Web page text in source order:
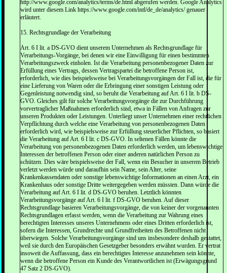
http://www.google.com/analytics/terms/de.html abgerufen werden. Google Analytics
wird unter diesem Link https://www.google.com/intl/de_de/analytics/ genauer
erläutert.
15. Rechtsgrundlage der Verarbeitung
Art. 6 I lit. a DS-GVO dient unserem Unternehmen als Rechtsgrundlage für
Verarbeitungs-Vorgänge, bei denen wir eine Einwilligung für einen bestimmten
Verarbeitungszweck einholen. Ist die Verarbeitung personenbezogener Daten zur
Erfüllung eines Vertrags, dessen Vertragspartei die betroffene Person ist,
erforderlich, wie dies beispielsweise bei Verarbeitungsvorgängen der Fall ist, die für
eine Lieferung von Waren oder die Erbringung einer sonstigen Leistung oder
Gegenleistung notwendig sind, so beruht die Verarbeitung auf Art. 6 I lit. b DS-
GVO. Gleiches gilt für solche Verarbeitungsvorgänge die zur Durchführung
vorvertraglicher Maßnahmen erforderlich sind, etwa in Fällen von Anfragen zur
unseren Produkten oder Leistungen. Unterliegt unser Unternehmen einer rechtlichen
Verpflichtung durch welche eine Verarbeitung von personenbezogenen Daten
erforderlich wird, wie beispielsweise zur Erfüllung steuerlicher Pflichten, so basiert
die Verarbeitung auf Art. 6 I lit. c DS-GVO. In seltenen Fällen könnte die
Verarbeitung von personenbezogenen Daten erforderlich werden, um lebenswichtige
Interessen der betroffenen Person oder einer anderen natürlichen Person zu
schützen. Dies wäre beispielsweise der Fall, wenn ein Besucher in unserem Betrieb
verletzt werden würde und daraufhin sein Name, sein Alter, seine
Krankenkassendaten oder sonstige lebenswichtige Informationen an einen Arzt, ein
Krankenhaus oder sonstige Dritte weitergegeben werden müssten. Dann würde die
Verarbeitung auf Art. 6 I lit. d DS-GVO beruhen. Letztlich könnten
Verarbeitungsvorgänge auf Art. 6 I lit. f DS-GVO beruhen. Auf dieser
Rechtsgrundlage basieren Verarbeitungsvorgänge, die von keiner der vorgenannten
Rechtsgrundlagen erfasst werden, wenn die Verarbeitung zur Wahrung eines
berechtigten Interesses unseres Unternehmens oder eines Dritten erforderlich ist,
sofern die Interessen, Grundrechte und Grundfreiheiten des Betroffenen nicht
überwiegen. Solche Verarbeitungsvorgänge sind uns insbesondere deshalb gestattet,
weil sie durch den Europäischen Gesetzgeber besonders erwähnt wurden. Er vertrat
insoweit die Auffassung, dass ein berechtigtes Interesse anzunehmen sein könnte,
wenn die betroffene Person ein Kunde des Verantwortlichen ist (Erwägungsgrund
47 Satz 2 DS-GVO).